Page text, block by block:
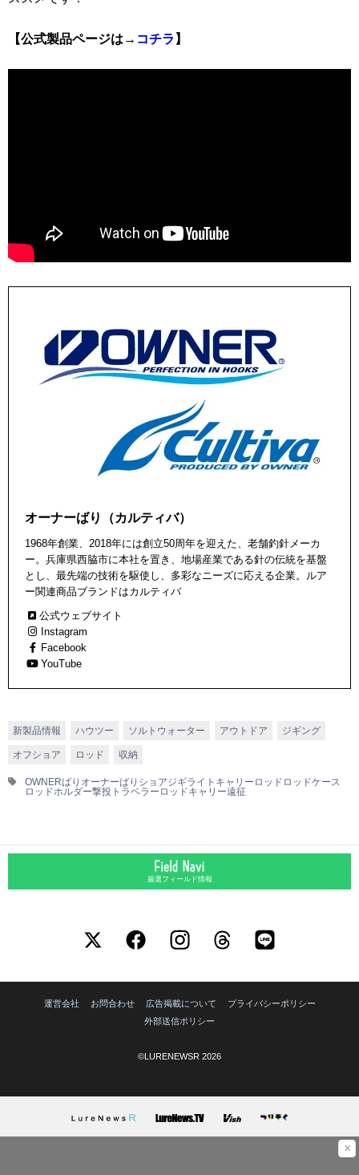
【公式製品ページは→ コチラ 】
オーナーばり（カルティバ）
1968年創業、2018年には創立50周年を迎えた、老舗釣針メーカ
ー。兵庫県西脇市に本社を置き、地場産業である針の伝統を基盤
とし、最先端の技術を駆使し、多彩なニーズに応える企業。ルア
ー関連商品ブランドはカルティバ
公式ウェブサイト
Instagram
Facebook
YouTube
新製品情報 ハウツー ソルトウォーター アウトドア ジギング
オフショア ロッド 収納
OWNERばり オーナーばり ショアジギライトキャリー ロッド ロッドケース
ロッドホルダー撃投トラベラーロッドキャリー遠征
×
厳選フィールド情報
運営会社 お問合わせ 広告掲載について
プライバシーポリシー
外部送信ポリシー
©LURENEWSR 2026